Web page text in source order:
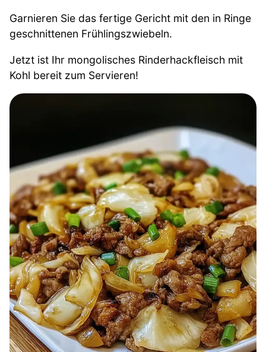
Garnieren Sie das fertige Gericht mit den in Ringe
geschnittenen Frühlingszwiebeln.
Jetzt ist Ihr mongolisches Rinderhackfleisch mit
Kohl bereit zum Servieren!